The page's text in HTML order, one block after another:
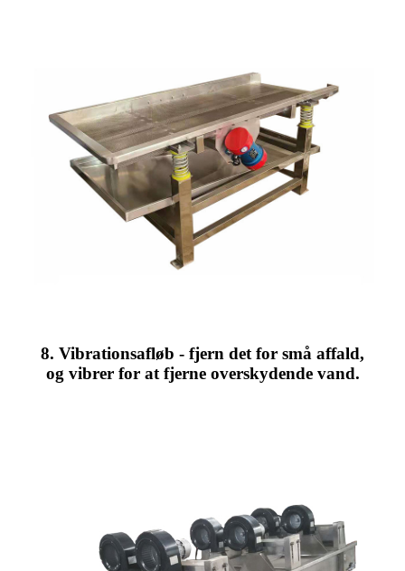
8. Vibrationsafløb - fjern det for små affald,
og vibrer for at fjerne overskydende vand.